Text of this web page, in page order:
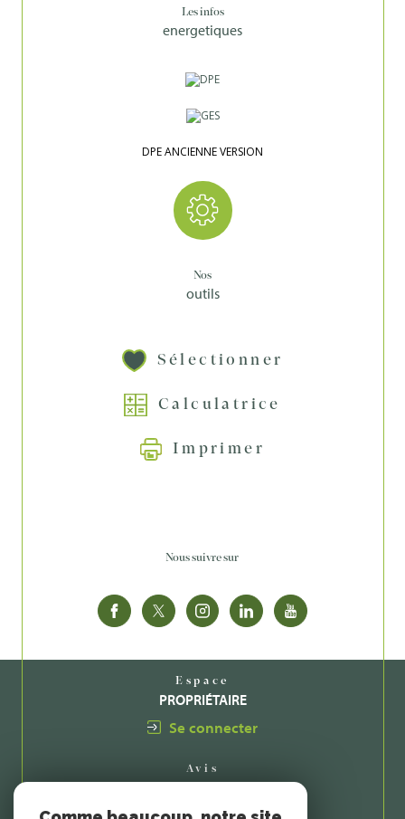
Les infos
energetiques
DPE ANCIENNE VERSION
Nos
outils
Sélectionner
Calculatrice
Imprimer
Nous suivre sur
Espace
PROPRIÉTAIRE
Se connecter
Avis
CLIENTS